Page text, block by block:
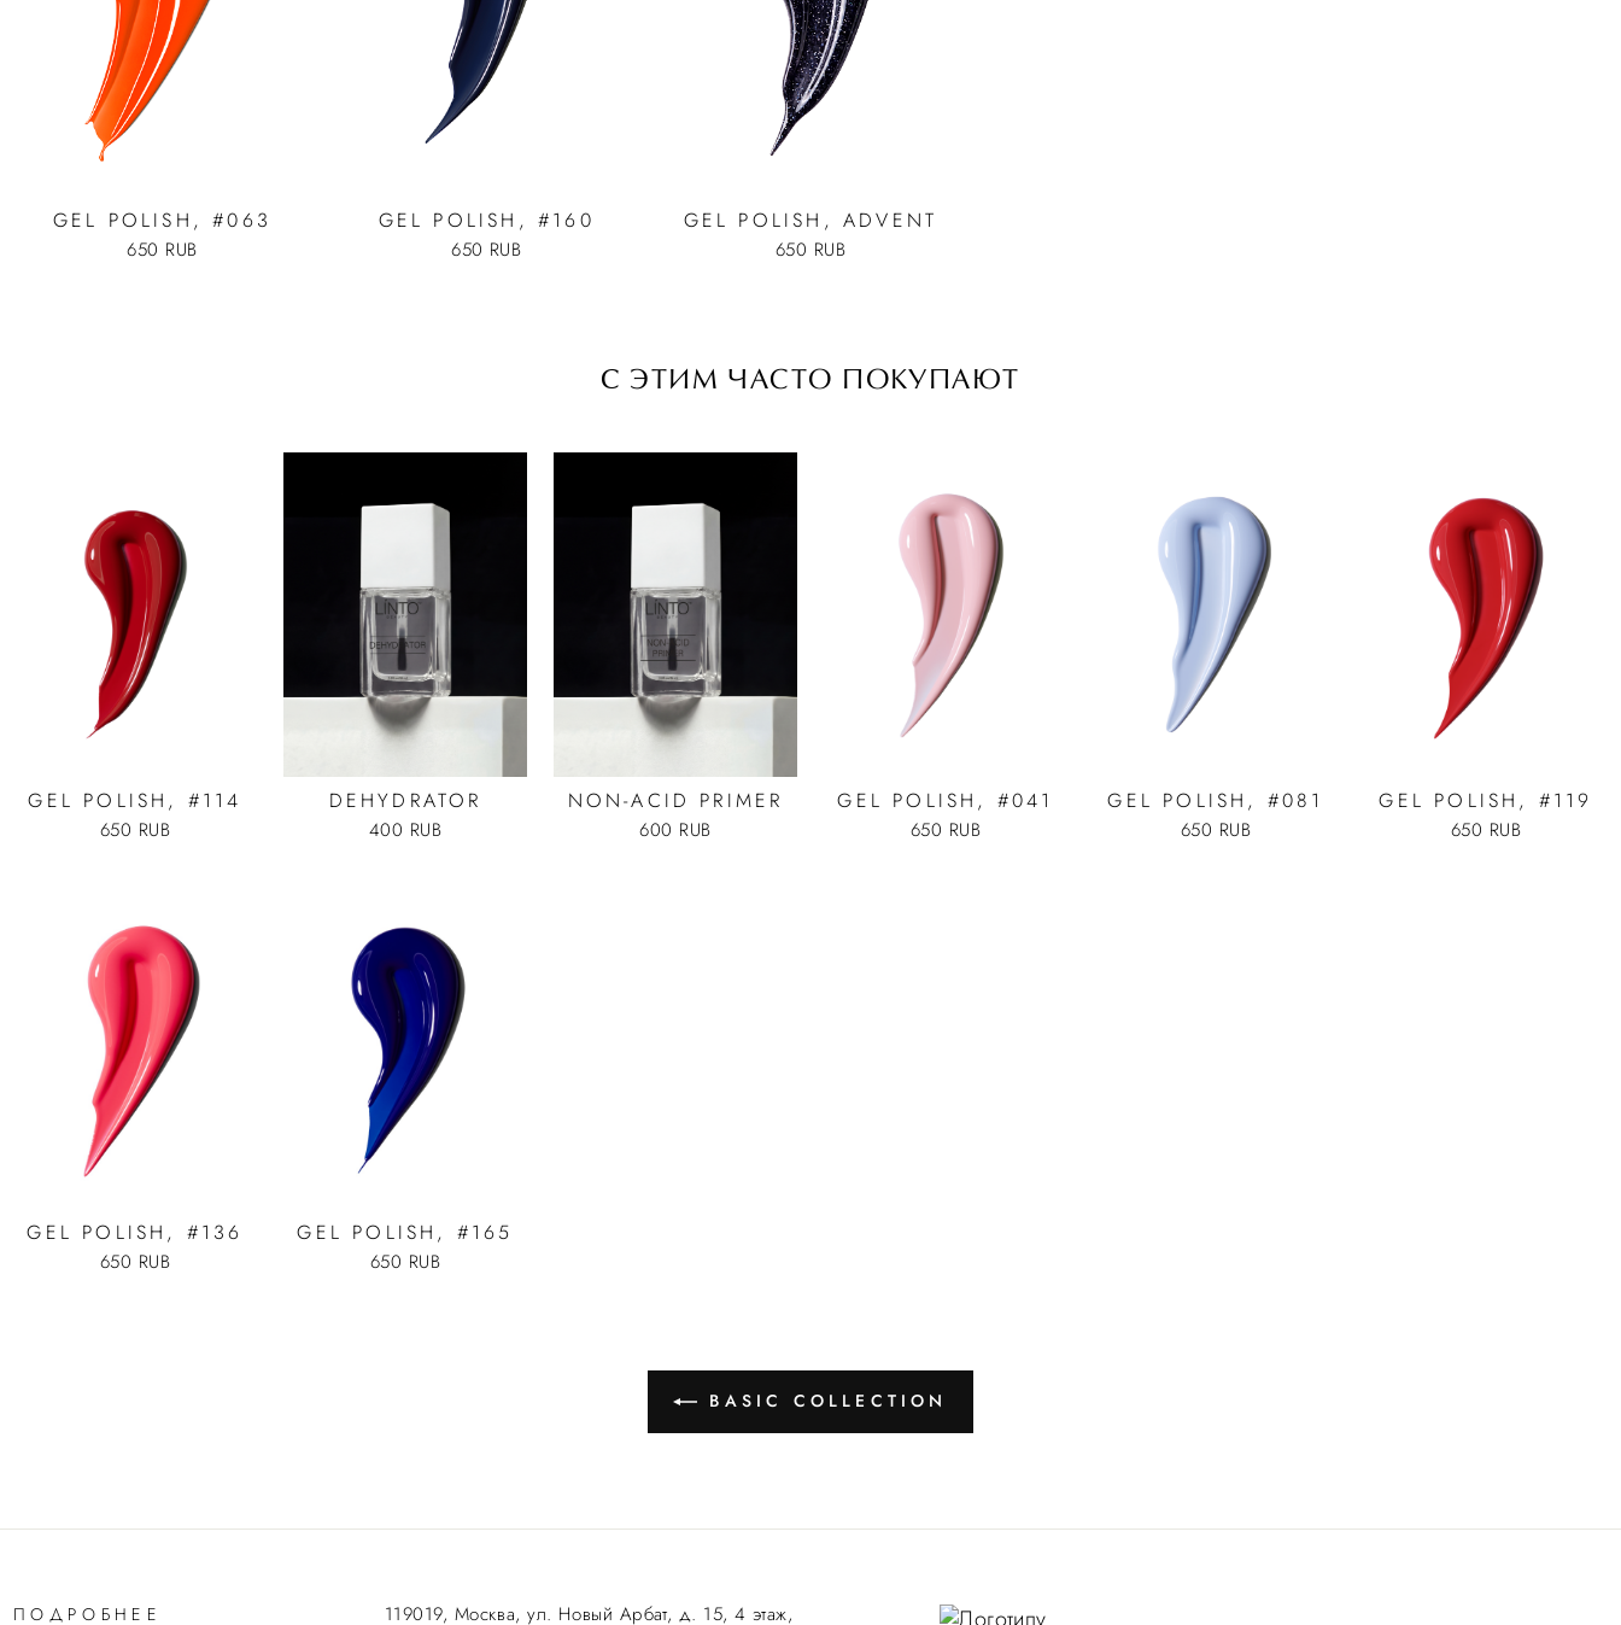
GEL POLISH, #063
650 RUB
GEL POLISH, #160
650 RUB
GEL POLISH, ADVENT
650 RUB
C ЭТИМ ЧАСТО ПОКУПАЮТ
GEL POLISH, #114
650 RUB
DEHYDRATOR
400 RUB
NON-ACID PRIMER
600 RUB
GEL POLISH, #041
650 RUB
GEL POLISH, #081
650 RUB
GEL POLISH, #119
650 RUB
GEL POLISH, #136
650 RUB
GEL POLISH, #165
650 RUB
BASIC COLLECTION
ПОДРОБНЕЕ 119019, Москва, ул. Новый Арбат, д. 15, 4 этаж,